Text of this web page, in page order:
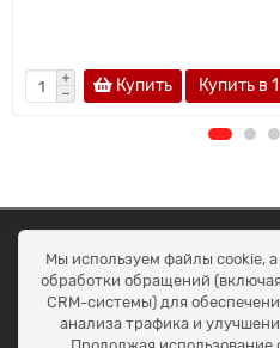
Купить Купить в
ОКЕАН ТРЕЙД
Договір публичної оферти
Доставка та оплата
Наші контакти
Умови повернення
Мы используем файлы cookie,
обработки обращений
CRM-системы) для
анализа трафика и